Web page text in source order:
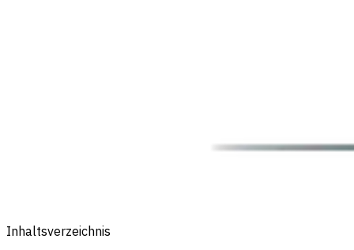
Inhaltsverzeichnis